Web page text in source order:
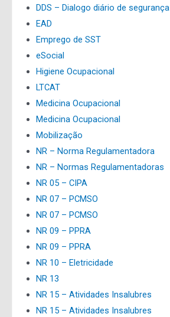
DDS – Dialogo diário de segurança
EAD
Emprego de SST
eSocial
Higiene Ocupacional
LTCAT
Medicina Ocupacional
Medicina Ocupacional
Mobilização
NR – Norma Regulamentadora
NR – Normas Regulamentadoras
NR 05 – CIPA
NR 07 – PCMSO
NR 07 – PCMSO
NR 09 – PPRA
NR 09 – PPRA
NR 10 – Eletricidade
NR 13
NR 15 – Atividades Insalubres
NR 15 – Atividades Insalubres